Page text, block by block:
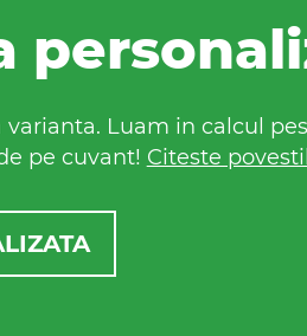
Luam in calcul
pe cuvant! Citeste